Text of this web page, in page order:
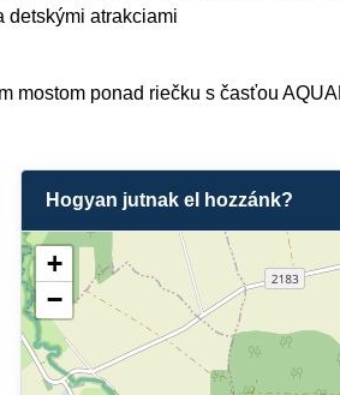
detskými atrakciami
mostom ponad riečku s časťou
Hogyan jutnak el hozzánk?
+
−